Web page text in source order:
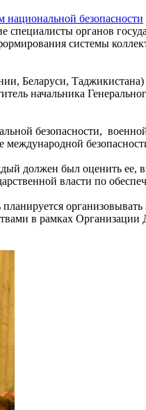
безопасности
органов
системы
Беларуси,
начальника
безопасности,
должен был оценить ее,
власти по
организовывать
в рамках Организации